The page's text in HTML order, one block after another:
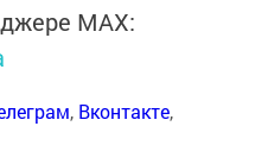
MАХ:
, Вконтакте,